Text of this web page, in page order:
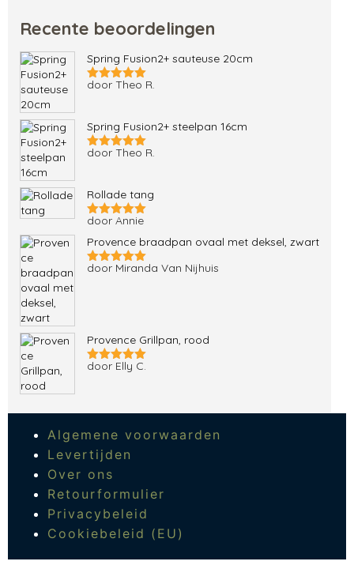
Recente beoordelingen
Spring Fusion2+ sauteuse 20cm
Gewaardeerd
door Theo R.
Spring Fusion2+ steelpan 16cm
Gewaardeerd
door Theo R.
Rollade tang
Gewaardeerd
door Annie
Provence braadpan ovaal met deksel, zwart
Gewaardeerd
door Miranda Van Nijhuis
Provence Grillpan, rood
Gewaardeerd
door Elly C.
Algemene voorwaarden
Levertijden
Over ons
Retourformulier
Privacybeleid
Cookiebeleid (EU)